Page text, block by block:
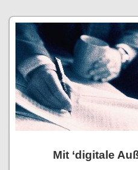
Mit ‘digitale